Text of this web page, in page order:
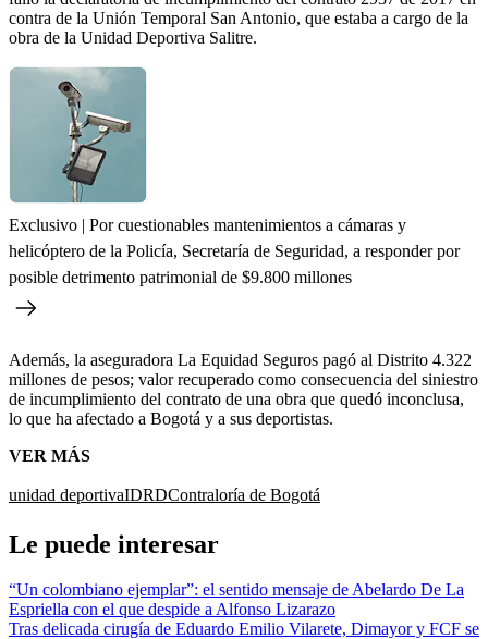
contra de la Unión Temporal San Antonio, que estaba a cargo de la
obra de la Unidad Deportiva Salitre.
Exclusivo | Por cuestionables mantenimientos a cámaras y
helicóptero de la Policía, Secretaría de Seguridad, a responder por
posible detrimento patrimonial de $9.800 millones
Además, la aseguradora La Equidad Seguros pagó al Distrito 4.322
millones de pesos; valor recuperado como consecuencia del siniestro
de incumplimiento del contrato de una obra que quedó inconclusa,
lo que ha afectado a Bogotá y a sus deportistas.
VER MÁS
unidad deportivaIDRDContraloría de Bogotá
Le puede interesar
“Un colombiano ejemplar”: el sentido mensaje de Abelardo De La
Espriella con el que despide a Alfonso Lizarazo
Tras delicada cirugía de Eduardo Emilio Vilarete, Dimayor y FCF se